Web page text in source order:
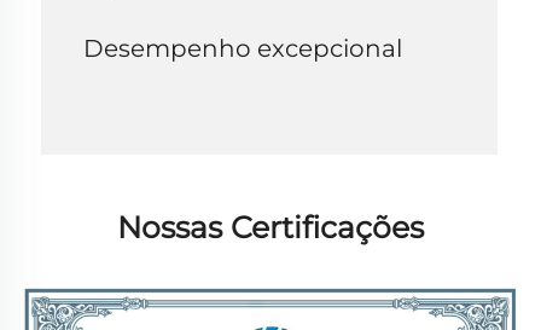
Desempenho excepcional
Nossas Certificações